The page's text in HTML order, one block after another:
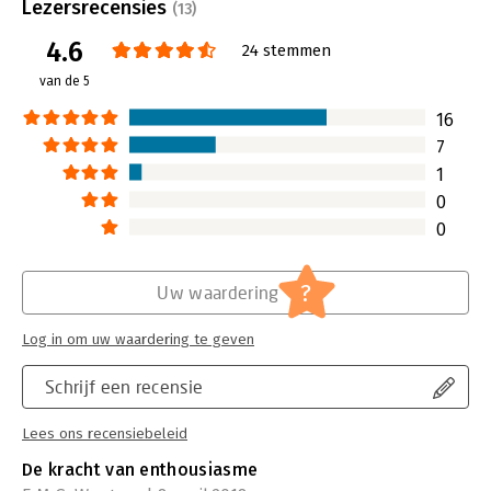
Lees verder
Lezersrecensies (13)
4.6
van de 5
24 stemmen
16
7
1
0
0
Schrijf een recensie
Lees ons recensiebeleid
Uw waardering ?
Log in om uw waardering te geven
De kracht van enthousiasme